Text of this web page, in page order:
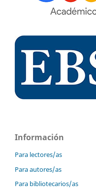
Información
Para lectores/as
Para autores/as
Para bibliotecarios/as